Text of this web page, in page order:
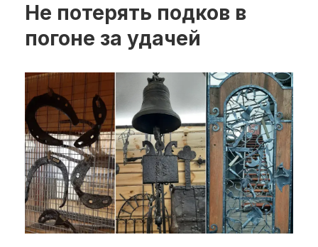
IPQ.365
IP Stories
О нас
Календарь
Рубрики
Интеллектуальная собственность
и креативные индустрии
Кино и театр
Не потерять подков в
погоне за удачей